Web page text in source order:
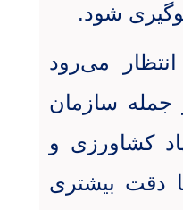
شود.
می‌رود
جمله سازمان
کشاورزی و
دقت بیشتری